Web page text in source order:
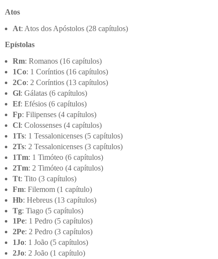
Atos
At: Atos dos Apóstolos (28 capítulos)
Epístolas
Rm: Romanos (16 capítulos)
1Co: 1 Coríntios (16 capítulos)
2Co: 2 Coríntios (13 capítulos)
Gl: Gálatas (6 capítulos)
Ef: Efésios (6 capítulos)
Fp: Filipenses (4 capítulos)
Cl: Colossenses (4 capítulos)
1Ts: 1 Tessalonicenses (5 capítulos)
2Ts: 2 Tessalonicenses (3 capítulos)
1Tm: 1 Timóteo (6 capítulos)
2Tm: 2 Timóteo (4 capítulos)
Tt: Tito (3 capítulos)
Fm: Filemom (1 capítulo)
Hb: Hebreus (13 capítulos)
Tg: Tiago (5 capítulos)
1Pe: 1 Pedro (5 capítulos)
2Pe: 2 Pedro (3 capítulos)
1Jo: 1 João (5 capítulos)
2Jo: 2 João (1 capítulo)